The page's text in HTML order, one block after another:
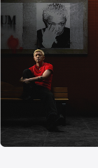
中
打
开)